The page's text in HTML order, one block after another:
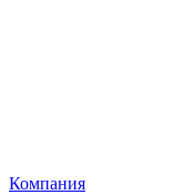
Компания